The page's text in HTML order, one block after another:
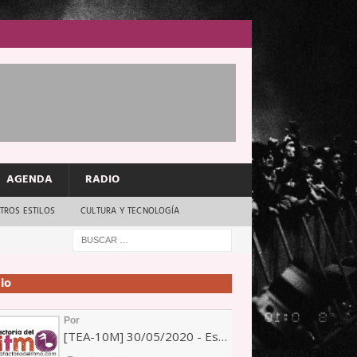
AGENDA RADIO
ESTILOS CULTURA Y TECNOLOGÍA